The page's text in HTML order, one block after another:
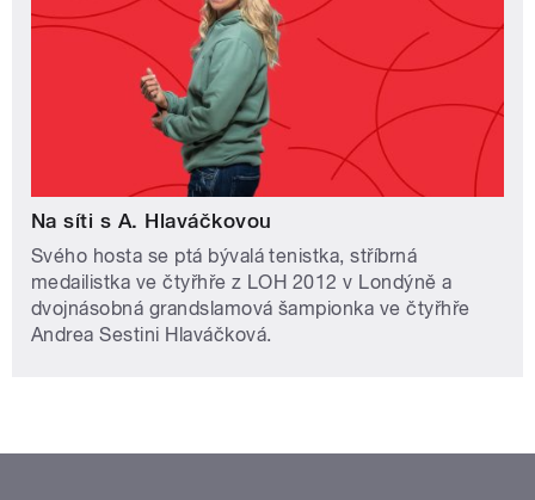
Na síti s A. Hlaváčkovou
Svého hosta se ptá bývalá tenistka, stříbrná
medailistka ve čtyřhře z LOH 2012 v Londýně a
dvojnásobná grandslamová šampionka ve čtyřhře
Andrea Sestini Hlaváčková.